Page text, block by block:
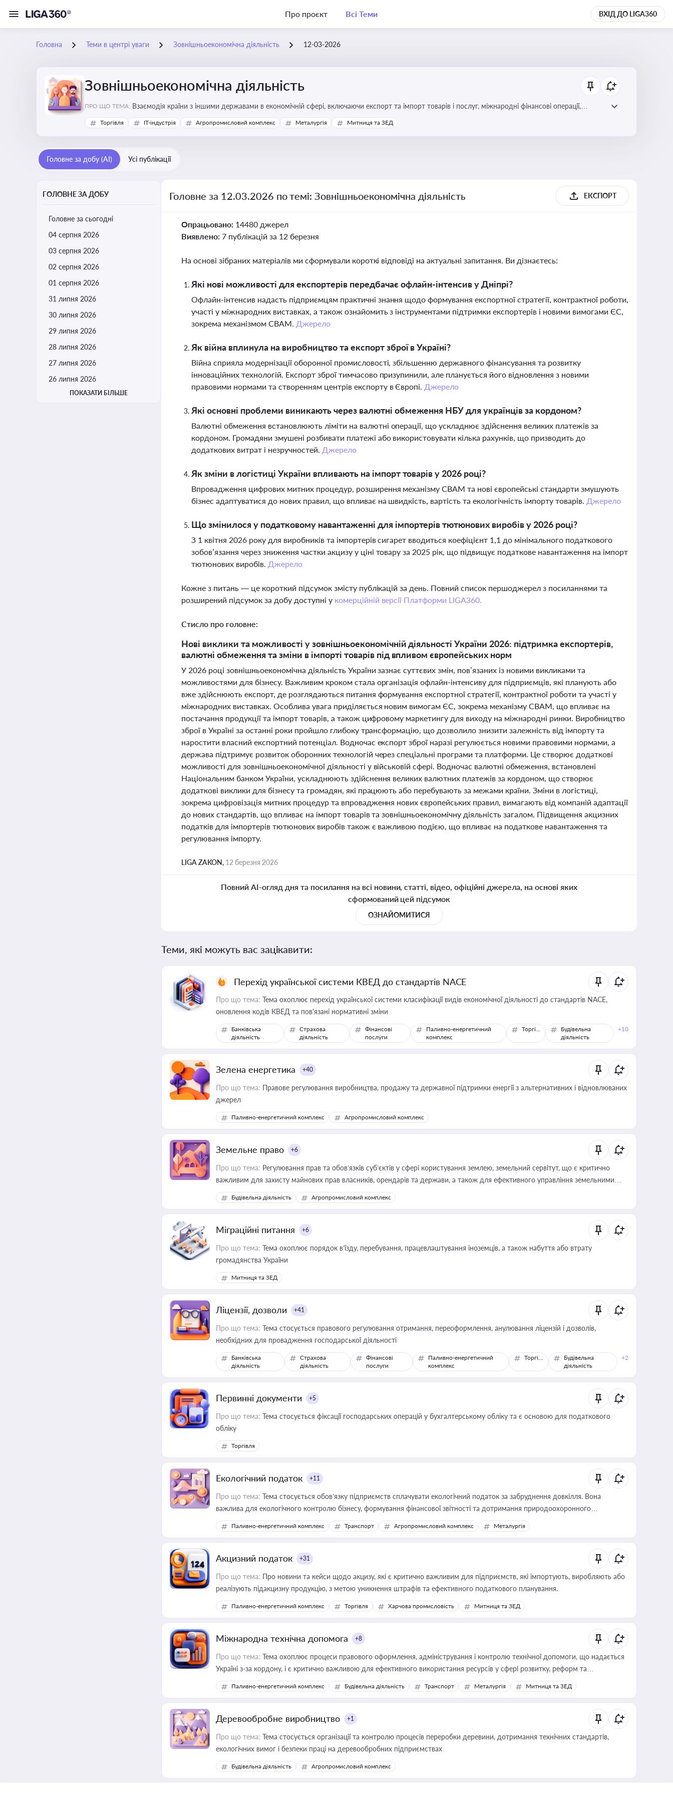
Про проєкт Всі Теми ВХІД ДО LIGA360
Головна Теми в центрі уваги Зовнішньоекономічна діяльність 12-03-2026
Зовнішньоекономічна діяльність
ПРО ЩО ТЕМА: Взаємодія країни з іншими державами в економічній сфері, включаючи експорт та імпорт товарів і послуг, міжнародні фінансові операції,
інвестиції, торгівлю, митне регулювання
Торгівля IT-індустрія Агропромисловий комплекс Металургія Митниця та ЗЕД
Головне за добу (AI) Усі публікації
ГОЛОВНЕ ЗА ДОБУ
Головне за сьогодні
04 серпня 2026
03 серпня 2026
02 серпня 2026
01 серпня 2026
31 липня 2026
30 липня 2026
29 липня 2026
28 липня 2026
27 липня 2026
26 липня 2026
ПОКАЗАТИ БІЛЬШЕ
Головне за 12.03.2026 по темі: Зовнішньоекономічна діяльність ЕКСПОРТ
Опрацьовано: 14480 джерел
Виявлено: 7 публікацій за 12 березня
На основі зібраних матеріалів ми сформували короткі відповіді на актуальні запитання. Ви дізнаєтесь:
Які нові можливості для експортерів передбачає офлайн-інтенсив у Дніпрі?
Офлайн-інтенсив надасть підприємцям практичні знання щодо формування експортної стратегії, контрактної роботи,
участі у міжнародних виставках, а також ознайомить з інструментами підтримки експортерів і новими вимогами ЄС,
зокрема механізмом CBAM. Джерело
Як війна вплинула на виробництво та експорт зброї в Україні?
Війна сприяла модернізації оборонної промисловості, збільшенню державного фінансування та розвитку
інноваційних технологій. Експорт зброї тимчасово призупинили, але планується його відновлення з новими
правовими нормами та створенням центрів експорту в Європі. Джерело
Які основні проблеми виникають через валютні обмеження НБУ для українців за кордоном?
Валютні обмеження встановлюють ліміти на валютні операції, що ускладнює здійснення великих платежів за
кордоном. Громадяни змушені розбивати платежі або використовувати кілька рахунків, що призводить до
додаткових витрат і незручностей. Джерело
Як зміни в логістиці України впливають на імпорт товарів у 2026 році?
Впровадження цифрових митних процедур, розширення механізму CBAM та нові європейські стандарти змушують
бізнес адаптуватися до нових правил, що впливає на швидкість, вартість та екологічність імпорту товарів. Джерело
Що змінилося у податковому навантаженні для імпортерів тютюнових виробів у 2026 році?
З 1 квітня 2026 року для виробників та імпортерів сигарет вводиться коефіцієнт 1,1 до мінімального податкового
зобов’язання через зниження частки акцизу у ціні товару за 2025 рік, що підвищує податкове навантаження на імпорт
тютюнових виробів. Джерело
Кожне з питань — це короткий підсумок змісту публікацій за день. Повний список першоджерел з посиланнями та
розширений підсумок за добу доступні у комерційній версії Платформи LIGA360.
Стисло про головне:
Нові виклики та можливості у зовнішньоекономічній діяльності України 2026: підтримка експортерів,
валютні обмеження та зміни в імпорті товарів під впливом європейських норм
У 2026 році зовнішньоекономічна діяльність України зазнає суттєвих змін, пов’язаних із новими викликами та
можливостями для бізнесу. Важливим кроком стала організація офлайн-інтенсиву для підприємців, які планують або
вже здійснюють експорт, де розглядаються питання формування експортної стратегії, контрактної роботи та участі у
міжнародних виставках. Особлива увага приділяється новим вимогам ЄС, зокрема механізму CBAM, що впливає на
постачання продукції та імпорт товарів, а також цифровому маркетингу для виходу на міжнародні ринки. Виробництво
зброї в Україні за останні роки пройшло глибоку трансформацію, що дозволило знизити залежність від імпорту та
наростити власний експортний потенціал. Водночас експорт зброї наразі регулюється новими правовими нормами, а
держава підтримує розвиток оборонних технологій через спеціальні програми та платформи. Це створює додаткові
можливості для зовнішньоекономічної діяльності у військовій сфері. Водночас валютні обмеження, встановлені
Національним банком України, ускладнюють здійснення великих валютних платежів за кордоном, що створює
додаткові виклики для бізнесу та громадян, які працюють або перебувають за межами країни. Зміни в логістиці,
зокрема цифровізація митних процедур та впровадження нових європейських правил, вимагають від компаній адаптації
до нових стандартів, що впливає на імпорт товарів та зовнішньоекономічну діяльність загалом. Підвищення акцизних
податків для імпортерів тютюнових виробів також є важливою подією, що впливає на податкове навантаження та
регулювання імпорту.
LIGA ZAKON, 12 березня 2026
Повний AI-огляд дня та посилання на всі новини, статті, відео, офіційні джерела, на основі яких
сформований цей підсумок
ОЗНАЙОМИТИСЯ
Теми, які можуть вас зацікавити:
Перехід української системи КВЕД до стандартів NACE
Про що тема: Тема охоплює перехід української системи класифікації видів економічної діяльності до стандартів NACE,
оновлення кодів КВЕД та пов'язані нормативні зміни
Банківська
діяльність
Страхова
діяльність
Фінансові
послуги
Паливно-енергетичний
комплекс
Торгівля
Будівельна
діяльність
+10
Зелена енергетика +40
Про що тема: Правове регулювання виробництва, продажу та державної підтримки енергії з альтернативних і відновлюваних
джерел
Паливно-енергетичний комплекс Агропромисловий комплекс
Земельне право +6
Про що тема: Регулювання прав та обов’язків суб’єктів у сфері користування землею, земельний сервітут, що є критично
важливим для захисту майнових прав власників, орендарів та держави, а також для ефективного управління земельними
ресурсами
Будівельна діяльність Агропромисловий комплекс
Міграційні питання +6
Про що тема: Тема охоплює порядок в’їзду, перебування, працевлаштування іноземців, а також набуття або втрату
громадянства України
Митниця та ЗЕД
Ліцензії, дозволи +41
Про що тема: Тема стосується правового регулювання отримання, переоформлення, анулювання ліцензій і дозволів,
необхідних для провадження господарської діяльності
Банківська
діяльність
Страхова
діяльність
Фінансові
послуги
Паливно-енергетичний
комплекс
Торгівля
Будівельна
діяльність
+2
Первинні документи +5
Про що тема: Тема стосується фіксації господарських операцій у бухгалтерському обліку та є основою для податкового
обліку
Торгівля
Екологічний податок +11
Про що тема: Тема стосується обов’язку підприємств сплачувати екологічний податок за забруднення довкілля. Вона
важлива для екологічного контролю бізнесу, формування фінансової звітності та дотримання природоохоронного
законодавства
Паливно-енергетичний комплекс Транспорт Агропромисловий комплекс Металургія
Акцизний податок +31
Про що тема: Про новини та кейси щодо акцизу, які є критично важливим для підприємств, які імпортують, виробляють або
реалізують підакцизну продукцію, з метою уникнення штрафів та ефективного податкового планування.
Паливно-енергетичний комплекс Торгівля Харчова промисловість Митниця та ЗЕД
Міжнародна технічна допомога +8
Про що тема: Тема охоплює процеси правового оформлення, адміністрування і контролю технічної допомоги, що надається
Україні з-за кордону, і є критично важливою для ефективного використання ресурсів у сфері розвитку, реформ та
інфраструктурних проєктів
Паливно-енергетичний комплекс Будівельна діяльність Транспорт Металургія Митниця та ЗЕД
Деревообробне виробництво +1
Про що тема: Тема стосується організації та контролю процесів переробки деревини, дотримання технічних стандартів,
екологічних вимог і безпеки праці на деревообробних підприємствах
Будівельна діяльність Агропромисловий комплекс